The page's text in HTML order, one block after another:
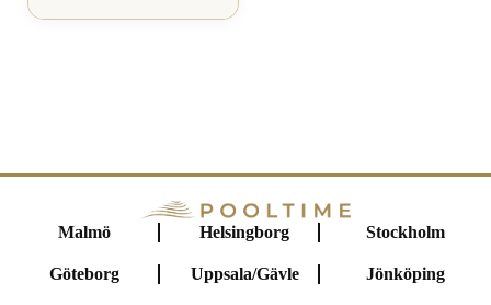
Malmö Helsingborg Stockholm
Göteborg Uppsala/Gävle Jönköping